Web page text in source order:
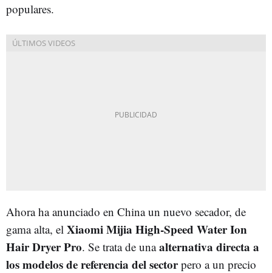
populares.
Ahora ha anunciado en China un nuevo secador, de
gama alta, el Xiaomi Mijia High-Speed Water Ion
Hair Dryer Pro. Se trata de unaalternativa directa a
los modelos de referencia del sectorpero a un precio